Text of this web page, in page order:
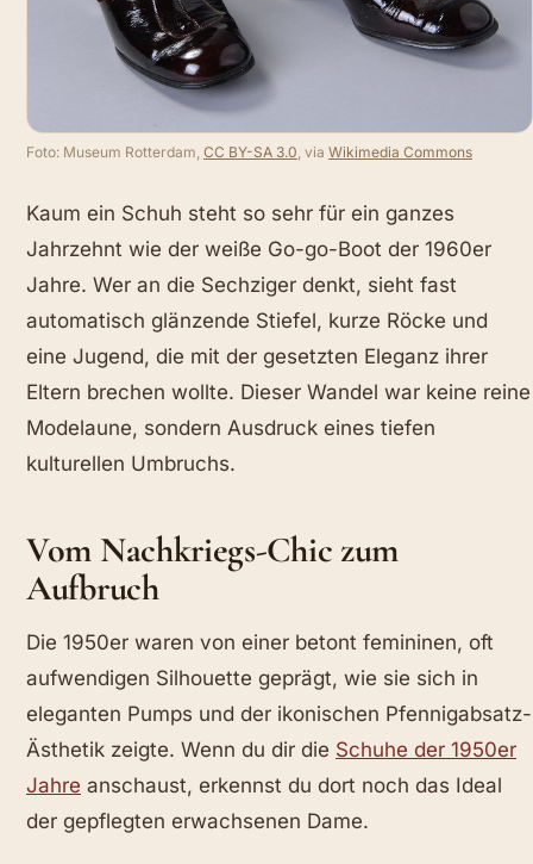
Foto: Museum Rotterdam, CC BY-SA 3.0 , via Wikimedia Commons
Kaum ein Schuh steht so sehr für ein ganzes
Jahrzehnt wie der weiße Go-go-Boot der 1960er
Jahre. Wer an die Sechziger denkt, sieht fast
automatisch glänzende Stiefel, kurze Röcke und
eine Jugend, die mit der gesetzten Eleganz ihrer
Eltern brechen wollte. Dieser Wandel war keine reine
Modelaune, sondern Ausdruck eines tiefen
kulturellen Umbruchs.
Vom Nachkriegs-Chic zum
Aufbruch
Die 1950er waren von einer betont femininen, oft
aufwendigen Silhouette geprägt, wie sie sich in
eleganten Pumps und der ikonischen Pfennigabsatz-
Ästhetik zeigte. Wenn du dir die Schuhe der 1950er
Jahre anschaust, erkennst du dort noch das Ideal
der gepflegten erwachsenen Dame.